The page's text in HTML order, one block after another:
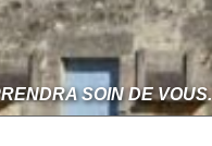
SOIN DE VOUS.